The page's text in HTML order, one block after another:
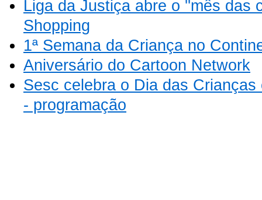
Liga da Justiça abre o ''mês das
Shopping
1ª Semana da Criança no
Aniversário do Cartoon Network
Sesc celebra o Dia das
- programação